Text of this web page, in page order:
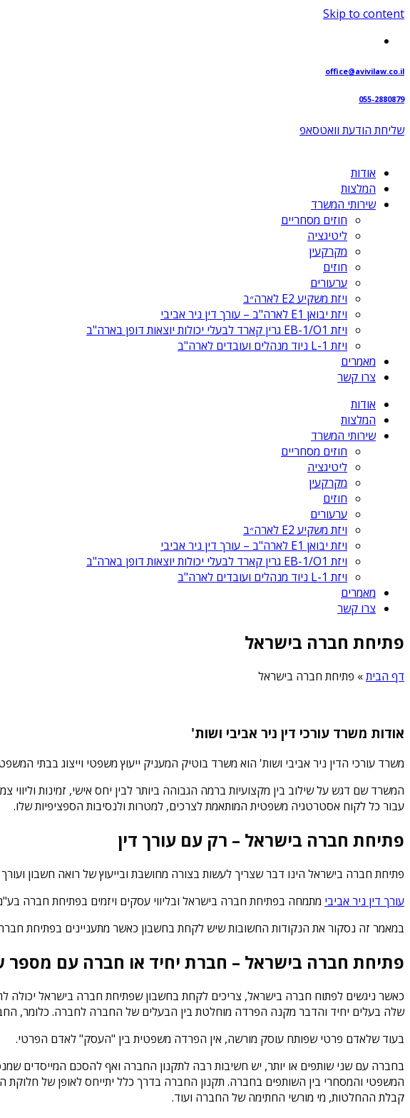
Skip to content
office@avivilaw.co.il
055-2880879
שליחת הודעת וואטסאפ⁩
אודות
המלצות
שירותי המשרד
חוזים מסחריים
ליטיגציה
מקרקעין
חוזים
ערעורים
ויזת משקיע E2 לארה״ב
ויזת יבואן E1 לארה"ב – עורך דין ניר אביבי
ויזת EB-1/O1 גרין קארד לבעלי יכולות יוצאות דופן בארה"ב
ויזת L-1 ניוד מנהלים ועובדים לארה"ב
מאמרים
צרו קשר
אודות
המלצות
שירותי המשרד
חוזים מסחריים
ליטיגציה
מקרקעין
חוזים
ערעורים
ויזת משקיע E2 לארה״ב
ויזת יבואן E1 לארה"ב – עורך דין ניר אביבי
ויזת EB-1/O1 גרין קארד לבעלי יכולות יוצאות דופן בארה"ב
ויזת L-1 ניוד מנהלים ועובדים לארה"ב
מאמרים
צרו קשר
פתיחת חברה בישראל
דף הבית» פתיחת חברה בישראל
אודות משרד עורכי דין ניר אביבי ושות'
משרד עורכי הדין ניר אביבי ושות' הוא משרד בוטיק המעניק ייעוץ משפטי וייצוג בבתי
המשרד שם דגש על שילוב בין מקצועיות ברמה הגבוהה ביותר לבין יחס אישי, זמינות וליווי
עבור כל לקוח אסטרטגיה משפטית המותאמת לצרכים, למטרות ולנסיבות הספציפיות שלו.
פתיחת חברה בישראל – רק עם עורך דין
פתיחת חברה בישראל הינו דבר שצריך לעשות בצורה מחושבת ובייעוץ של רואה חשבון ועורך
עורך דין ניר אביבי מתמחה בפתיחת חברה בישראל ובליווי עסקים ויזמים בפתיחת חברה
במאמר זה נסקור את הנקודות החשובות שיש לקחת בחשבון כאשר מתעניינים בפתיחת
פתיחת חברה בישראל – חברת יחיד או חברה עם מספר
כאשר ניגשים לפתוח חברה בישראל, צריכים לקחת בחשבון שפתיחת חברה בישראל יכולה
שלה בעלים יחיד והדבר מקנה הפרדה מוחלטת בין הבעלים של החברה לחברה. כלומר,
בעוד שלאדם פרטי שפותח עוסק מורשה, אין הפרדה משפטית בין "העסק" לאדם הפרטי.
בחברה עם שני שותפים או יותר, יש חשיבות רבה לתקנון החברה ואף להסכם המייסדים
המשפטי והמסחרי בין השותפים בחברה. תקנון החברה בדרך כלל יתייחס לאופן של חלוקת
קבלת ההחלטות, מי מורשי החתימה של החברה ועוד.